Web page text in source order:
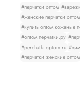
#перчатки оптом
#женские перчатки оптом
#купить оптом кожаные
#оптом перчатки.ру
#perchatki-optom.ru
#перчатки женские оптом